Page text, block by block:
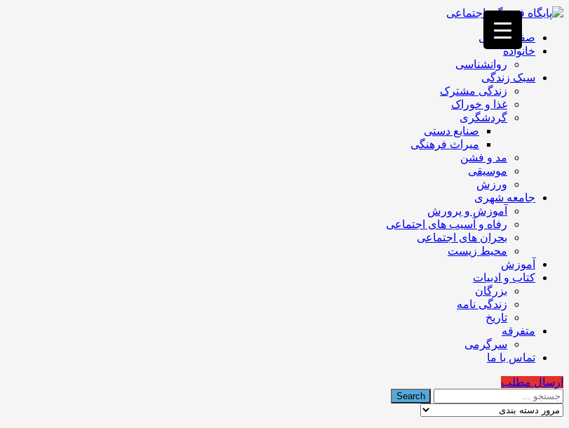
فصد
غرب
تهران
خشکشویی
تصفیه
تهران
صفحه اصلی
خانواده
روانشناسی
سبک زندگی
زندگی مشترک
غذا و خوراک
گردشگری
صنایع دستی
میراث فرهنگی
مد و فشن
موسیقی
ورزش
جامعه شهری
آموزش و پرورش
رفاه و آسیب های اجتماعی
بحران های اجتماعی
محیط زیست
آموزش
کتاب و ادبیات
بزرگان
زندگی نامه
تاریخ
متفرقه
سرگرمی
تماس با ما
ارسال مطلب